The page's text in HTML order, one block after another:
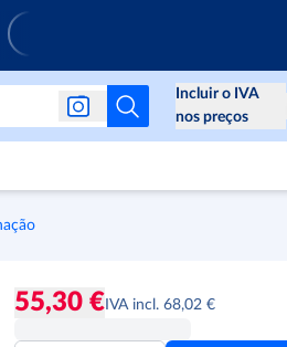
Incluir o IVA
nos preços
55,30 € IVA incl. 68,02 €